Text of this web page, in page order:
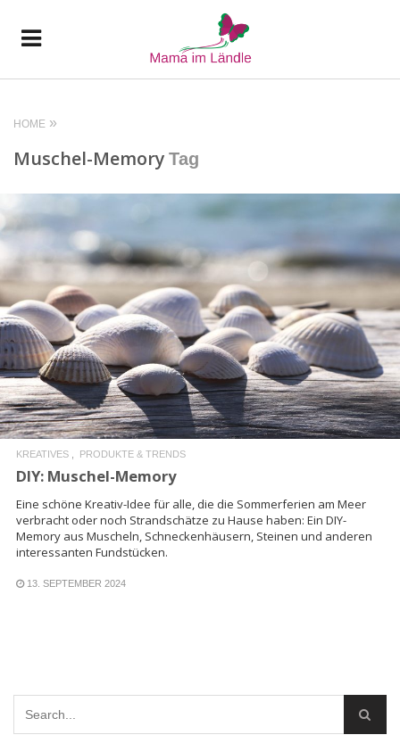
HOME
Muschel-Memory Tag
READ MORE
KREATIVES PRODUKTE & TRENDS
DIY: Muschel-Memory
Eine schöne Kreativ-Idee für alle, die die Sommerferien am Meer
verbracht oder noch Strandschätze zu Hause haben: Ein DIY-
Memory aus Muscheln, Schneckenhäusern, Steinen und anderen
interessanten Fundstücken.
13. SEPTEMBER 2024